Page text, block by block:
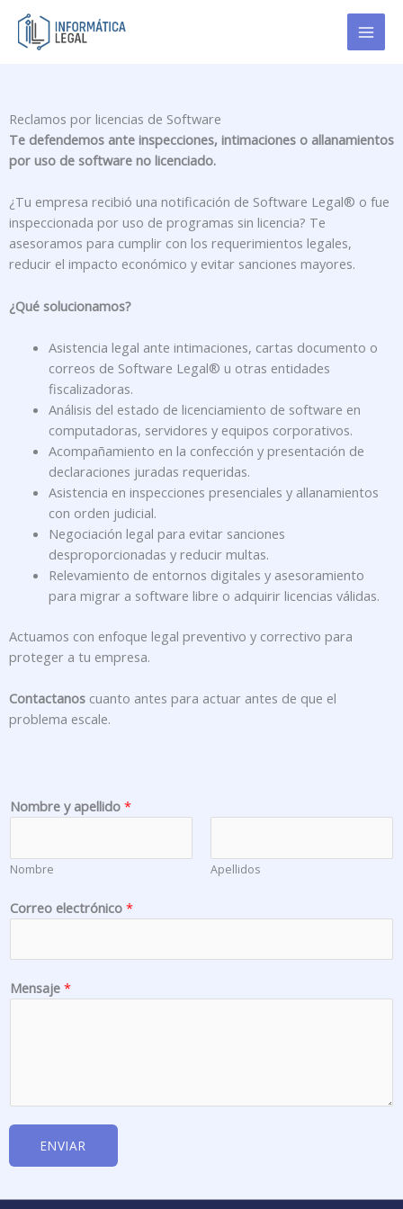
contenido
Reclamos por licencias de Software
Te defendemos ante inspecciones, intimaciones o allanamientos
por uso de software no licenciado.
¿Tu empresa recibió una notificación de Software Legal® o fue
inspeccionada por uso de programas sin licencia? Te
asesoramos para cumplir con los requerimientos legales,
reducir el impacto económico y evitar sanciones mayores.
¿Qué solucionamos?
Asistencia legal ante intimaciones, cartas documento o
correos de Software Legal® u otras entidades
fiscalizadoras.
Análisis del estado de licenciamiento de software en
computadoras, servidores y equipos corporativos.
Acompañamiento en la confección y presentación de
declaraciones juradas requeridas.
Asistencia en inspecciones presenciales y allanamientos
con orden judicial.
Negociación legal para evitar sanciones
desproporcionadas y reducir multas.
Relevamiento de entornos digitales y asesoramiento
para migrar a software libre o adquirir licencias válidas.
Actuamos con enfoque legal preventivo y correctivo para
proteger a tu empresa.
Contactanos cuanto antes para actuar antes de que el
problema escale.
C
r
r
e
o
l
e
c
i
c
Nombre y apellido *
Nombre Apellidos
Correo electrónico *
Mensaje *
ENVIAR